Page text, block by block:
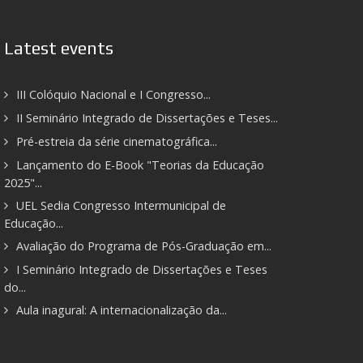
Latest events
III Colóquio Nacional e I Congresso...
II Seminário Integrado de Dissertações e Teses...
Pré-estreia da série cinematográfica...
Lançamento do E-Book "Teorias da Educação
2025"...
UEL Sedia Congresso Intermunicipal de
Educação...
Avaliação do Programa de Pós-Graduação em...
I Seminário Integrado de Dissertações e Teses
do...
Aula inagural: A internacionalização da...